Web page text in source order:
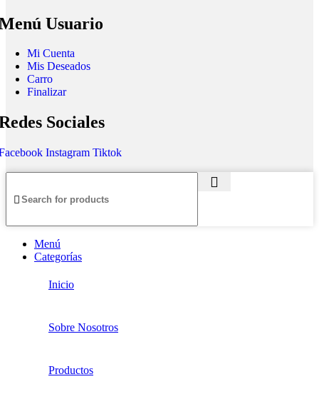
Usuario
Mi Cuenta
Mis Deseados
Carro
Finalizar
Sociales
Instagram Tiktok
Menú
Categorías
Inicio
Sobre Nosotros
Productos